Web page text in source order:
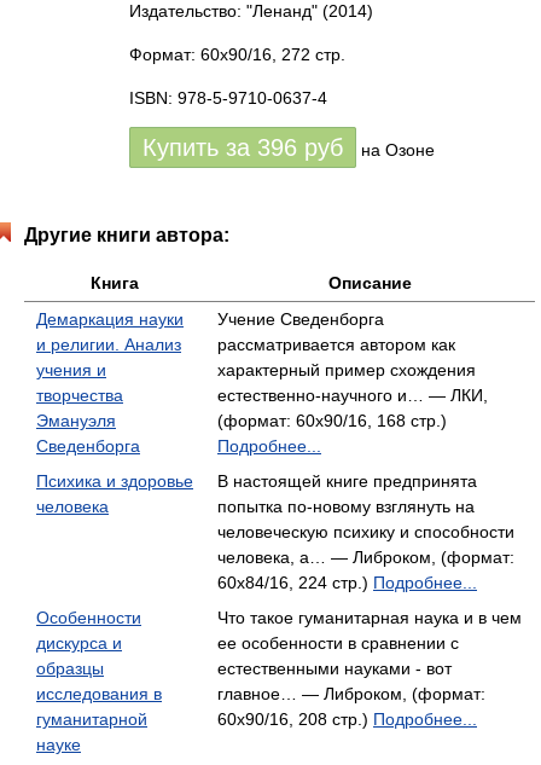
Издательство: "Ленанд" (2014)
Формат: 60x90/16, 272 стр.
ISBN: 978-5-9710-0637-4
Купить за 396 руб на Озоне
Другие книги автора:
Книга
Описание
Демаркация науки
и религии. Анализ
учения и
творчества
Эмануэля
Сведенборга
Учение Сведенборга
рассматривается автором как
характерный пример схождения
естественно-научного и… — ЛКИ,
(формат: 60x90/16, 168 стр.)
Подробнее...
Психика и здоровье
человека
В настоящей книге предпринята
попытка по-новому взглянуть на
человеческую психику и способности
человека, а… — Либроком, (формат:
60x84/16, 224 стр.) Подробнее...
Особенности
дискурса и
образцы
исследования в
гуманитарной
науке
Что такое гуманитарная наука и в чем
ее особенности в сравнении с
естественными науками - вот
главное… — Либроком, (формат:
60x90/16, 208 стр.) Подробнее...